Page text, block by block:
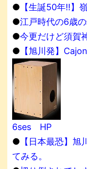
● 【生誕50年!!】
●江戸時代の6歳
●今更だけど須賀
● 【旭川発】
6ses HP
● 【日本最恐】
てみる。